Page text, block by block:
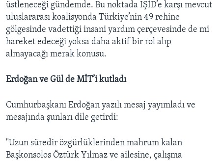
üstleneceği gündemde. Bu noktada IŞİD’e karşı mevcut
uluslararası koalisyonda Türkiye’nin 49 rehine
gölgesinde vadettiği insani yardım çerçevesinde de mi
hareket edeceği yoksa daha aktif bir rol alıp
almayacağı merak konusu.
Erdoğan ve Gül de MİT’i kutladı
Cumhurbaşkanı Erdoğan yazılı mesaj yayımladı ve
mesajında şunları dile getirdi:
"Uzun süredir özgürlüklerinden mahrum kalan
Başkonsolos Öztürk Yılmaz ve ailesine, çalışma